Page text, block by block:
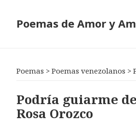
Poemas de Amor y
Poemas >Poemas venezolanos >
Podría guiarme
Rosa Orozco